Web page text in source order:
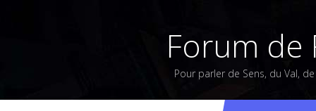
Forum de
Pour parler de Sens, du Val,